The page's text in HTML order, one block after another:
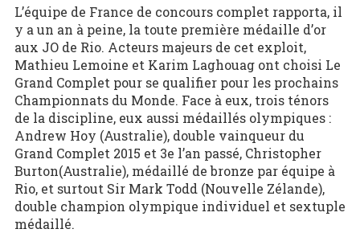
L’équipe de France de concours complet rapporta, il
y a un an à peine, la toute première médaille d’or
aux JO de Rio. Acteurs majeurs de cet exploit,
Mathieu Lemoine et Karim Laghouag ont choisi Le
Grand Complet pour se qualifier pour les prochains
Championnats du Monde. Face à eux, trois ténors
de la discipline, eux aussi médaillés olympiques :
Andrew Hoy (Australie), double vainqueur du
Grand Complet 2015 et 3e l’an passé, Christopher
Burton(Australie), médaillé de bronze par équipe à
Rio, et surtout Sir Mark Todd (Nouvelle Zélande),
double champion olympique individuel et sextuple
médaillé.